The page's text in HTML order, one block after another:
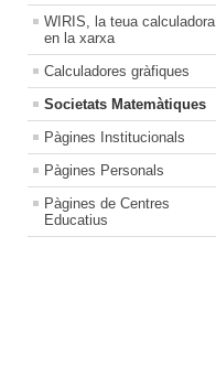
WIRIS, la teua calculadora
en la xarxa
Calculadores gràfiques
Societats Matemàtiques
Pàgines Institucionals
Pàgines Personals
Pàgines de Centres
Educatius